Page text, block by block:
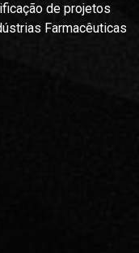
de projetos
Farmacêuticas